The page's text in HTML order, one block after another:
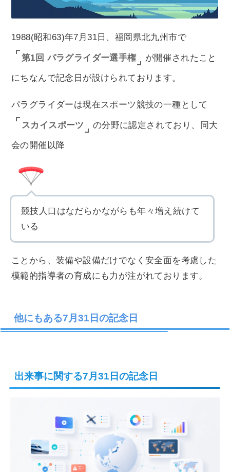
T・エジソン
研究家
1988(昭和63)年7月31日、福岡県北九州市で
第1回 パラグライダー選手権 が開催されたこと
にちなんで記念日が設けられております。
パラグライダーは現在スポーツ競技の一種として
スカイスポーツ の分野に認定されており、同大
会の開催以降
競技人口はなだらかながらも年々増え続けて
いる
ことから、装備や設備だけでなく安全面を考慮した
模範的指導者の育成にも力が注がれております。
他にもある7月31日の記念日
出来事に関する7月31日の記念日